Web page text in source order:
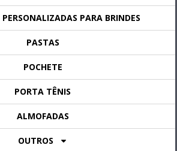
PERSONALIZADAS PARA BRINDES
PASTAS
POCHETE
PORTA TÊNIS
ALMOFADAS
OUTROS